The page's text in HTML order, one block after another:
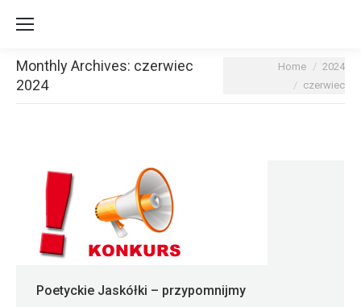
Monthly Archives: czerwiec
2024
You are here:Home
2024
czerwiec
Poetyckie Jaskółki – przypomnijmy